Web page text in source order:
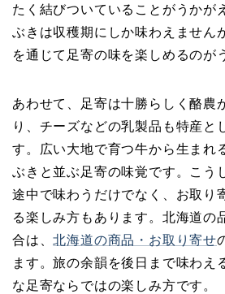
たく結びついていることがうかが
ぶきは収穫期にしか味わえません
を通じて足寄の味を楽しめるのが
あわせて、足寄は十勝らしく酪農
り、チーズなどの乳製品も特産と
す。広い大地で育つ牛から生まれ
ぶきと並ぶ足寄の味覚です。こう
途中で味わうだけでなく、お取り
る楽しみ方もあります。北海道の
合は、北海道の商品・お取り寄せ
ます。旅の余韻を後日まで味わえ
な足寄ならではの楽しみ方です。